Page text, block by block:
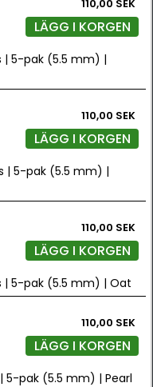
110,00 SEK
LÄGG I KORGEN
| 5-pak (5.5 mm) |
110,00 SEK
LÄGG I KORGEN
| 5-pak (5.5 mm) |
110,00 SEK
LÄGG I KORGEN
| 5-pak (5.5 mm) | Oat
110,00 SEK
LÄGG I KORGEN
5-pak (5.5 mm) | Pearl